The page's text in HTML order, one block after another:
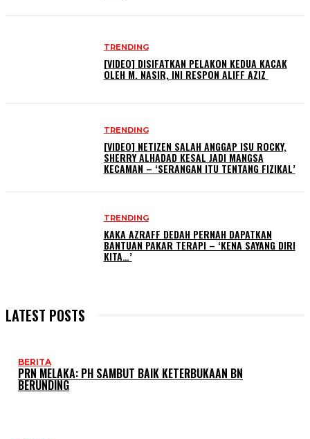
TRENDING
[VIDEO] DISIFATKAN PELAKON KEDUA KACAK
OLEH M. NASIR, INI RESPON ALIFF AZIZ
TRENDING
[VIDEO] NETIZEN SALAH ANGGAP ISU ROCKY,
SHERRY ALHADAD KESAL JADI MANGSA
KECAMAN – ‘SERANGAN ITU TENTANG FIZIKAL’
TRENDING
KAKA AZRAFF DEDAH PERNAH DAPATKAN
BANTUAN PAKAR TERAPI – ‘KENA SAYANG DIRI
KITA…’
LATEST POSTS
BERITA
PRN MELAKA: PH SAMBUT BAIK KETERBUKAAN BN
BERUNDING